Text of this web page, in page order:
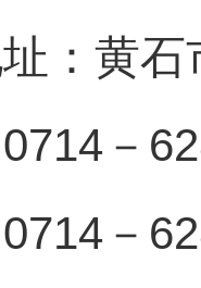
：黄
0714－
0714－